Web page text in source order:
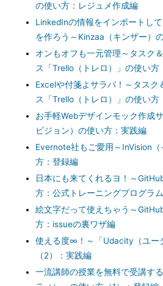
の使い方：レジュメ作成編
LinkedInの情報をインポートし
を作ろう～Kinzaa（キンザー）
オンもオフも一元管理～タスク
ス「Trello（トレロ）」の使い方
Excelや付箋よサラバ！～タスク
ス「Trello（トレロ）」の使い方
お手軽Webデザインモック作成
ビジョン）の使い方：実践編
Evernote社もご愛用～InVision
方：登録編
日本にも来てくれるヨ！～
方：公式トレーニングプログラム
絵文字だって使えちゃう～
方：issueの裏ワザ編
使える度∞！～「Udacity（ユー
（2）：実践編
一流講師の授業を無料で受講す